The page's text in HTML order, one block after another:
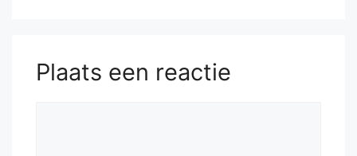
Plaats een reactie